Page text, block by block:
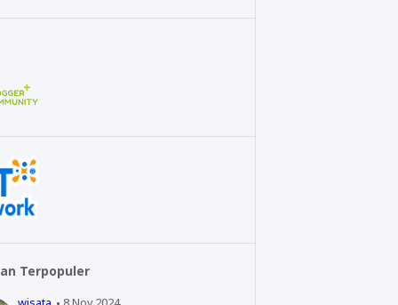
Terpopuler